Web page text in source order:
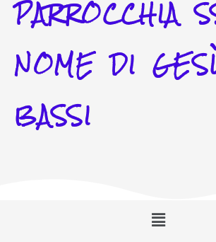
PARROCCHIA
NOME DI
BASSI
Menu